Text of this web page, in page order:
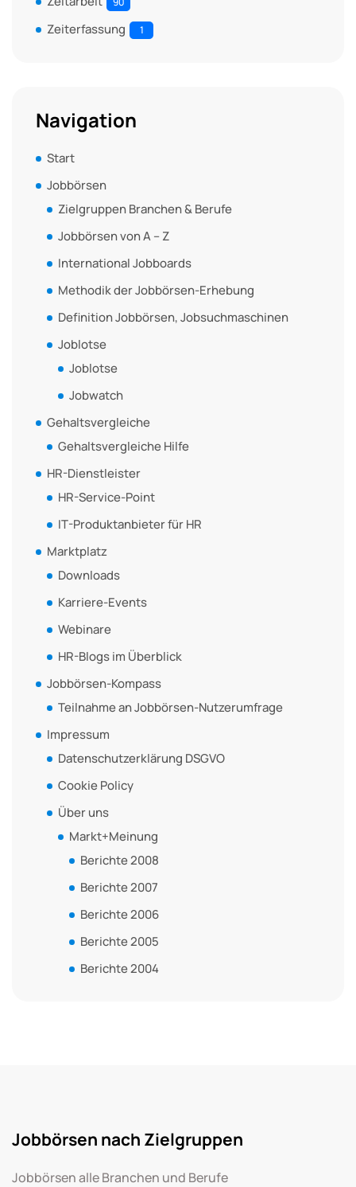
Zeiterfassung 1
Navigation
Start
Jobbörsen
Zielgruppen Branchen & Berufe
Jobbörsen von A – Z
International Jobboards
Methodik der Jobbörsen-Erhebung
Definition Jobbörsen, Jobsuchmaschinen
Joblotse
Joblotse
Jobwatch
Gehaltsvergleiche
Gehaltsvergleiche Hilfe
HR-Dienstleister
HR-Service-Point
IT-Produktanbieter für HR
Marktplatz
Downloads
Karriere-Events
Webinare
HR-Blogs im Überblick
Jobbörsen-Kompass
Teilnahme an Jobbörsen-Nutzerumfrage
Impressum
Datenschutzerklärung DSGVO
Cookie Policy
Über uns
Markt+Meinung
Berichte 2008
Berichte 2007
Berichte 2006
Berichte 2005
Berichte 2004
Jobbörsen nach Zielgruppen
Jobbörsen alle Branchen und Berufe